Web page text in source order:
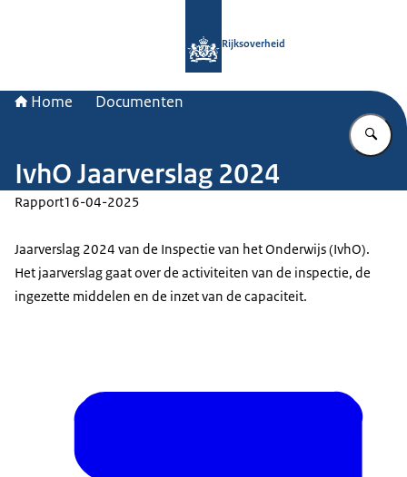
Rijksoverheid
Home Documenten
IvhO Jaarverslag 2024
Rapport16-04-2025
Jaarverslag 2024 van de Inspectie van het Onderwijs (IvhO).
Het jaarverslag gaat over de activiteiten van de inspectie, de
ingezette middelen en de inzet van de capaciteit.